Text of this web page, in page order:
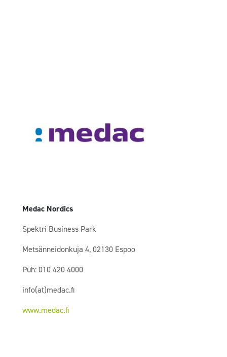
Medac Nordics
Spektri Business Park
Metsänneidonkuja 4, 02130 Espoo
Puh: 010 420 4000
info(at)medac.fi
www.medac.fi